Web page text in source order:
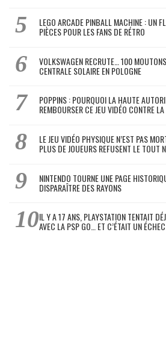
LEGO ARCADE PINBALL MACHINE : UN
PIÈCES POUR LES FANS DE RÉTRO
VOLKSWAGEN RECRUTE… 100
CENTRALE SOLAIRE EN POLOGNE
POPPINS : POURQUOI LA HAUTE
REMBOURSER CE JEU VIDÉO CONTRE
LE JEU VIDÉO PHYSIQUE N’EST PAS
PLUS DE JOUEURS REFUSENT LE TOUT
NINTENDO TOURNE UNE PAGE
DISPARAÎTRE DES RAYONS
IL Y A 17 ANS, PLAYSTATION TENTAIT
AVEC LA PSP GO… ET C’ÉTAIT UN ÉCHEC